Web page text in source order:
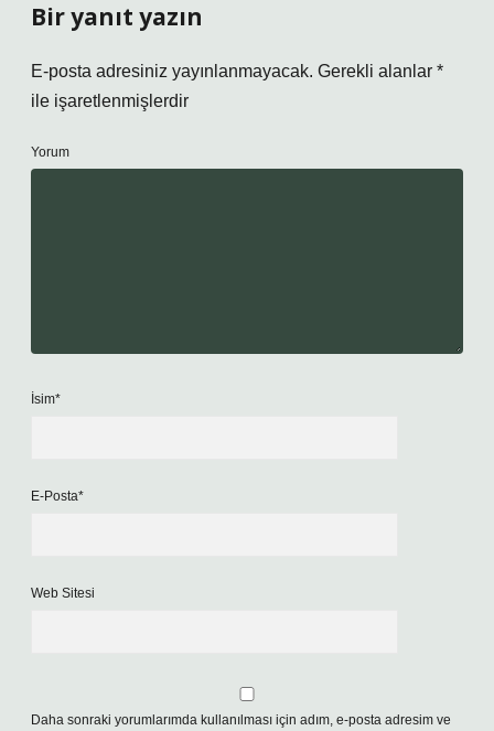
Bir yanıt yazın
E-posta adresiniz yayınlanmayacak. Gerekli alanlar *
ile işaretlenmişlerdir
Yorum
İsim*
E-Posta*
Web Sitesi
Daha sonraki yorumlarımda kullanılması için adım, e-posta adresim ve